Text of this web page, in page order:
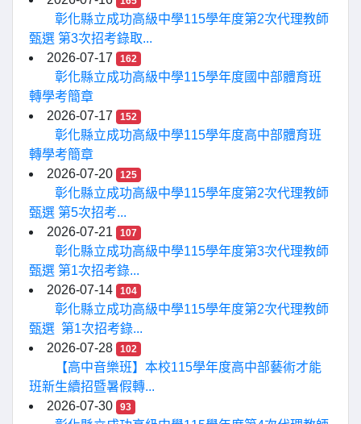
彰化縣立成功高級中學115學年度第2次代理教師
甄選 第3次招考錄取...
2026-07-17
162
彰化縣立成功高級中學115學年度國中部體育班
轉學考簡章
2026-07-17
152
彰化縣立成功高級中學115學年度高中部體育班
轉學考簡章
2026-07-20
125
彰化縣立成功高級中學115學年度第2次代理教師
甄選 第5次招考...
2026-07-21
107
彰化縣立成功高級中學115學年度第3次代理教師
甄選 第1次招考錄...
2026-07-14
104
彰化縣立成功高級中學115學年度第2次代理教師
甄選 第1次招考錄...
2026-07-28
102
【高中音樂班】本校115學年度高中部藝術才能
班新生續招暨暑假轉...
2026-07-30
93